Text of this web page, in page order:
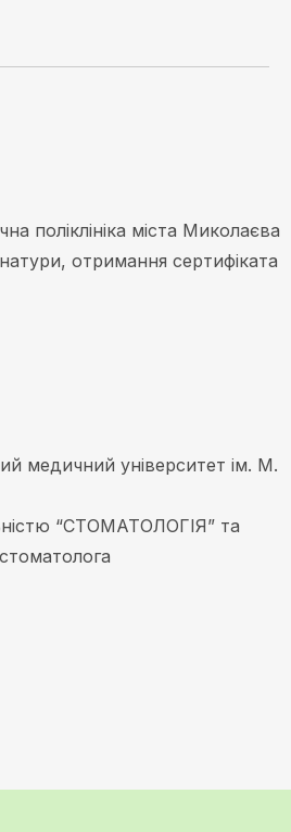
поліклініка міста Миколаєва
отримання сертифіката
медичний університет ім. М.
“СТОМАТОЛОГІЯ” та
стоматолога